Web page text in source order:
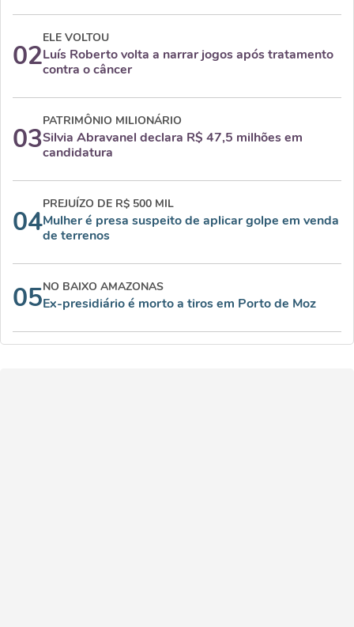
02
ELE VOLTOU
Luís Roberto volta a narrar jogos após tratamento
contra o câncer
03
PATRIMÔNIO MILIONÁRIO
Silvia Abravanel declara R$ 47,5 milhões em
candidatura
04
PREJUÍZO DE R$ 500 MIL
Mulher é presa suspeito de aplicar golpe em venda
de terrenos
05NO BAIXO AMAZONAS
Ex-presidiário é morto a tiros em Porto de Moz